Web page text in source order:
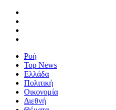
Ροή
Top News
Ελλάδα
Πολιτική
Οικονομία
Διεθνή